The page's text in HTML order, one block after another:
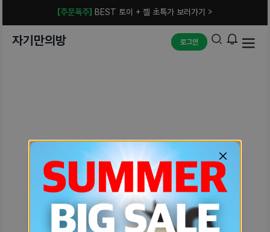
[주문폭주] BEST 토이 + 젤 초특가 보러가기 >
자기만의방 로그인
예상치 못한 에러입니다.